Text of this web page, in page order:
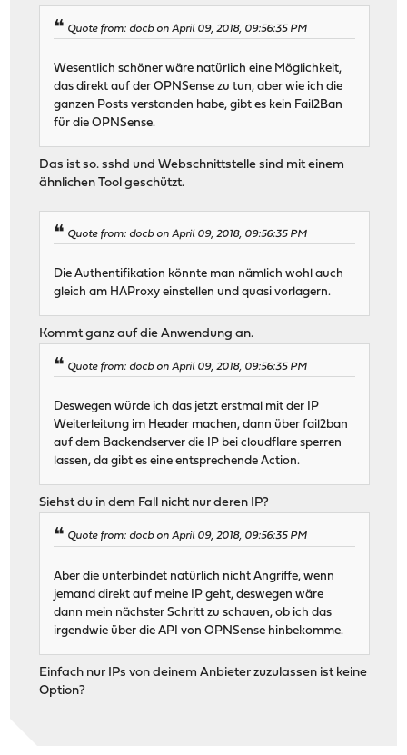
Quote from: docb on April 09, 2018, 09:56:35 PM
Wesentlich schöner wäre natürlich eine Möglichkeit,
das direkt auf der OPNSense zu tun, aber wie ich die
ganzen Posts verstanden habe, gibt es kein Fail2Ban
für die OPNSense.
Das ist so. sshd und Webschnittstelle sind mit einem
ähnlichen Tool geschützt.
Quote from: docb on April 09, 2018, 09:56:35 PM
Die Authentifikation könnte man nämlich wohl auch
gleich am HAProxy einstellen und quasi vorlagern.
Kommt ganz auf die Anwendung an.
Quote from: docb on April 09, 2018, 09:56:35 PM
Deswegen würde ich das jetzt erstmal mit der IP
Weiterleitung im Header machen, dann über fail2ban
auf dem Backendserver die IP bei cloudflare sperren
lassen, da gibt es eine entsprechende Action.
Siehst du in dem Fall nicht nur deren IP?
Quote from: docb on April 09, 2018, 09:56:35 PM
Aber die unterbindet natürlich nicht Angriffe, wenn
jemand direkt auf meine IP geht, deswegen wäre
dann mein nächster Schritt zu schauen, ob ich das
irgendwie über die API von OPNSense hinbekomme.
Einfach nur IPs von deinem Anbieter zuzulassen ist keine
Option?